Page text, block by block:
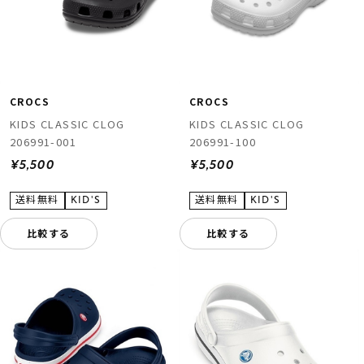
CROCS
KIDS CLASSIC CLOG
206991-001
¥5,500
比較する
CROCS
KIDS CLASSIC CLOG
206991-100
¥5,500
比較する